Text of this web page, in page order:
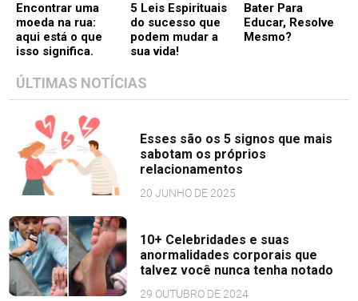
Encontrar uma
moeda na rua:
aqui está o que
isso significa.
5 Leis Espirituais
do sucesso que
podem mudar a
sua vida!
Bater Para
Educar, Resolve
Mesmo?
ÚLTIMAS NOTÍCIAS
Esses são os 5 signos que mais
sabotam os próprios
relacionamentos
20 JUNHO DE 2025
10+ Celebridades e suas
anormalidades corporais que
talvez você nunca tenha notado
29 OUTUBRO DE 2024